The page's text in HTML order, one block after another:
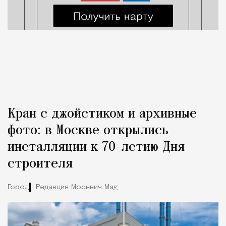
Кран с джойстиком и архивные
фото: в Москве открылись
инсталляции к 70-летию Дня
строителя
Город Редакция Москвич Mag